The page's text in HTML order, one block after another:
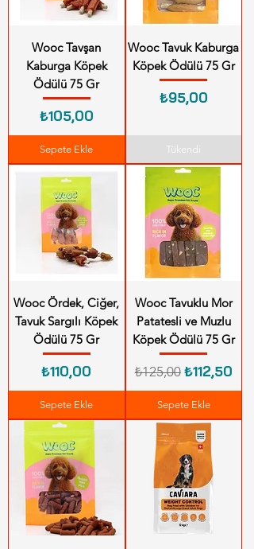
Wooc Tavşan
Kaburga Köpek
Ödülü 75 Gr
Fiyat
₺105,00
Sepete Ekle
Wooc Tavuk Kaburga
Köpek Ödülü 75 Gr
Fiyat
₺95,00
Tükendi
Wooc Ördek, Ciğer,
Tavuk Sargılı Köpek
Ödülü 75 Gr
Fiyat
₺110,00
Sepete Ekle
Wooc Tavuklu Mor
Patatesli ve Muzlu
Köpek Ödülü 75 Gr
Normal Fiyat
₺125,00 İndirimli
₺112,50
Sepete Ekle